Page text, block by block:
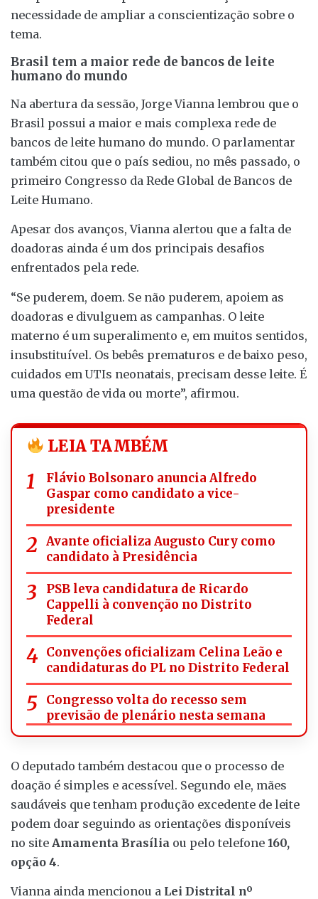
necessidade de ampliar a conscientização sobre o
tema.
Brasil tem a maior rede de bancos de leite
humano do mundo
Na abertura da sessão, Jorge Vianna lembrou que o
Brasil possui a maior e mais complexa rede de
bancos de leite humano do mundo. O parlamentar
também citou que o país sediou, no mês passado, o
primeiro Congresso da Rede Global de Bancos de
Leite Humano.
Apesar dos avanços, Vianna alertou que a falta de
doadoras ainda é um dos principais desafios
enfrentados pela rede.
“Se puderem, doem. Se não puderem, apoiem as
doadoras e divulguem as campanhas. O leite
materno é um superalimento e, em muitos sentidos,
insubstituível. Os bebês prematuros e de baixo peso,
cuidados em UTIs neonatais, precisam desse leite. É
uma questão de vida ou morte”, afirmou.
LEIA TAMBÉM
Flávio Bolsonaro anuncia Alfredo
Gaspar como candidato a vice-
presidente
Avante oficializa Augusto Cury como
candidato à Presidência
PSB leva candidatura de Ricardo
Cappelli à convenção no Distrito
Federal
Convenções oficializam Celina Leão e
candidaturas do PL no Distrito Federal
Congresso volta do recesso sem
previsão de plenário nesta semana
O deputado também destacou que o processo de
doação é simples e acessível. Segundo ele, mães
saudáveis que tenham produção excedente de leite
podem doar seguindo as orientações disponíveis
no site Amamenta Brasília ou pelo telefone 160,
opção 4.
Vianna ainda mencionou a Lei Distrital nº